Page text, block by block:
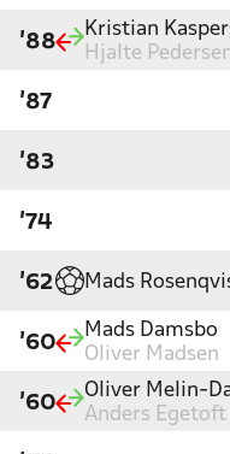
'88
Kristian
Hjalte
'87
'83
'74
'62 Mads
'60
Mads Damsbo
Oliver Madsen
'60
Oliver Melin-
Anders Egetoft